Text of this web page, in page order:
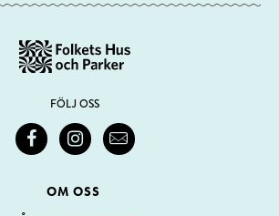
FÖLJ OSS
OM OSS